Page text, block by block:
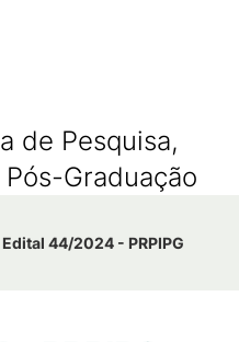
de Pesquisa,
Graduação
Edital 44/2024 - PRPIPG